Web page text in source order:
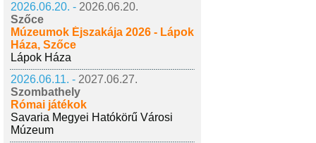
2026.06.20. - 2026.06.20.
Szőce
Múzeumok Éjszakája 2026 - Lápok
Háza, Szőce
Lápok Háza
2026.06.11. - 2027.06.27.
Szombathely
Római játékok
Savaria Megyei Hatókörű Városi
Múzeum